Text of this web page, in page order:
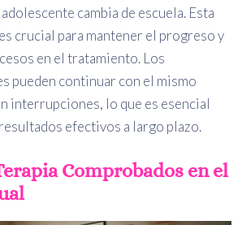
cambia de escuela. Esta
crucial para mantener el progreso y
en el tratamiento. Los
pueden continuar con el mismo
interrupciones, lo que es esencial
efectivos a largo plazo.
Comprobados en el